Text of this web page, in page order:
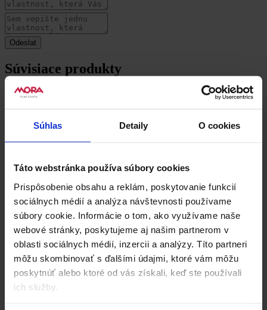
Súhlas Detaily O cookies
Táto webstránka používa súbory cookies
Prispôsobenie obsahu a reklám, poskytovanie funkcií
sociálnych médií a analýza návštevnosti používame
súbory cookie. Informácie o tom, ako využívame naše
webové stránky, poskytujeme aj našim partnerom v
oblasti sociálnych médií, inzercii a analýzy. Títo partneri
môžu skombinovať s ďalšími údajmi, ktoré vám môžu
poskytnúť alebo ktoré od vás získali, keď ste používali
ich služby.
Súvisiace produkty
Plynové teleso